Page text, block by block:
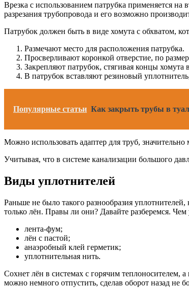
Врезка с использованием патрубка применяется
разрезания трубопровода и его возможно
Патрубок должен быть в виде хомута с обхватом,
Размечают место для расположения патрубка.
Просверливают коронкой отверстие, по
Закрепляют патрубок, стягивая концы хомута
В патрубок вставляют резиновый
Популярные статьи Как закрыть трубы в
Можно использовать адаптер для труб,
Учитывая, что в системе канализации большого
Виды уплотнителей
Раньше не было такого разнообразия
только лён. Правы ли они? Давайте разберемся. Чем
лента-фум;
лён с пастой;
анаэробный клей герметик;
уплотнительная нить.
Сохнет лён в системах с горячим теплоносителем,
можно немного отпустить, сделав оборот назад не